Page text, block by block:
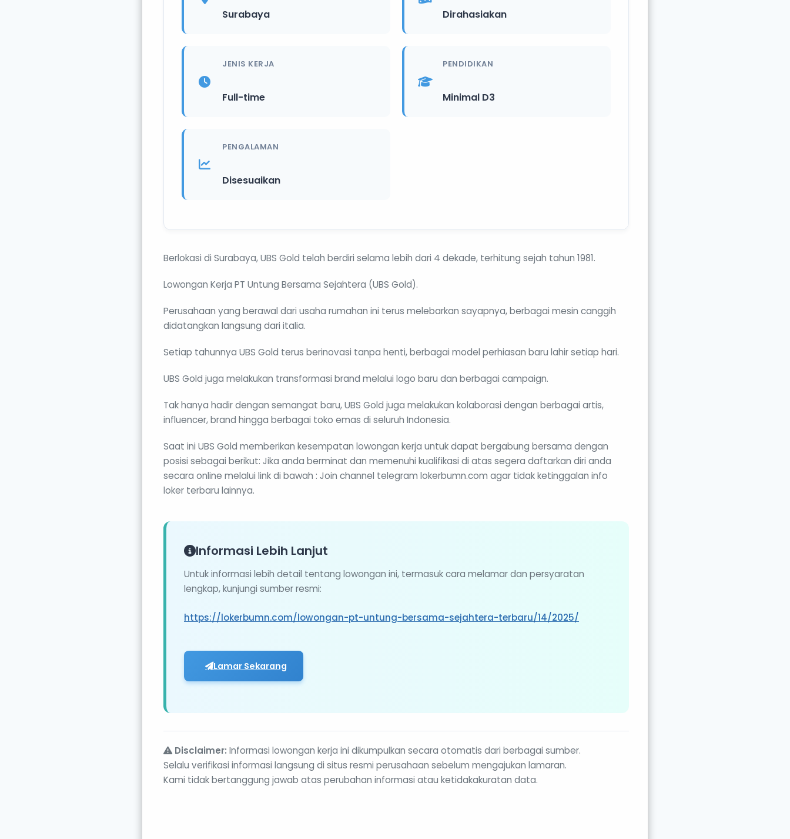
Surabaya Dirahasiakan
JENIS KERJA
Full-time
PENDIDIKAN
Minimal D3
PENGALAMAN
Disesuaikan
Berlokasi di Surabaya, UBS Gold telah berdiri selama lebih dari 4 dekade, terhitung sejah tahun 1981.
Lowongan Kerja PT Untung Bersama Sejahtera (UBS Gold).
Perusahaan yang berawal dari usaha rumahan ini terus melebarkan sayapnya, berbagai mesin canggih
didatangkan langsung dari italia.
Setiap tahunnya UBS Gold terus berinovasi tanpa henti, berbagai model perhiasan baru lahir setiap hari.
UBS Gold juga melakukan transformasi brand melalui logo baru dan berbagai campaign.
Tak hanya hadir dengan semangat baru, UBS Gold juga melakukan kolaborasi dengan berbagai artis,
influencer, brand hingga berbagai toko emas di seluruh Indonesia.
Saat ini UBS Gold memberikan kesempatan lowongan kerja untuk dapat bergabung bersama dengan
posisi sebagai berikut: Jika anda berminat dan memenuhi kualifikasi di atas segera daftarkan diri anda
secara online melalui link di bawah : Join channel telegram lokerbumn.com agar tidak ketinggalan info
loker terbaru lainnya.
Informasi Lebih Lanjut
Untuk informasi lebih detail tentang lowongan ini, termasuk cara melamar dan persyaratan
lengkap, kunjungi sumber resmi:
https://lokerbumn.com/lowongan-pt-untung-bersama-sejahtera-terbaru/14/2025/
Lamar Sekarang
Disclaimer: Informasi lowongan kerja ini dikumpulkan secara otomatis dari berbagai sumber.
Selalu verifikasi informasi langsung di situs resmi perusahaan sebelum mengajukan lamaran.
Kami tidak bertanggung jawab atas perubahan informasi atau ketidakakuratan data.